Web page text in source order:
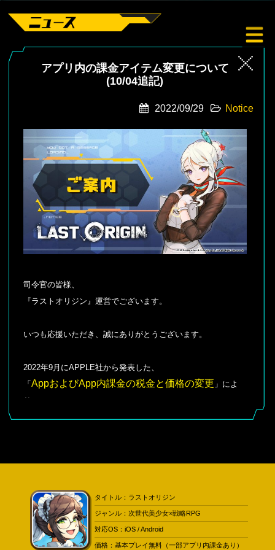
アプリ内の課金アイテム変更について
(10/04追記)
2022/09/29 Notice
司令官の皆様、
『ラストオリジン』運営でございます。
いつも応援いただき、誠にありがとうございます。
2022年9月にAPPLE社から発表した、
「 AppおよびApp内課金の税金と価格の変更 」によ
り、
「ラストオリジン」アプリ内の課金アイテムの構成にも、
ご参考：
タイトル：ラストオリジン
ジャンル：次世代美少女×戦略RPG
対応OS：iOS / Android
価格：基本プレイ無料（一部アプリ内課金あり）